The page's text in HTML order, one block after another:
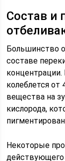
Состав и
Большинство
составе
колеблется от
вещества на
кислорода,
Некоторые
действующего